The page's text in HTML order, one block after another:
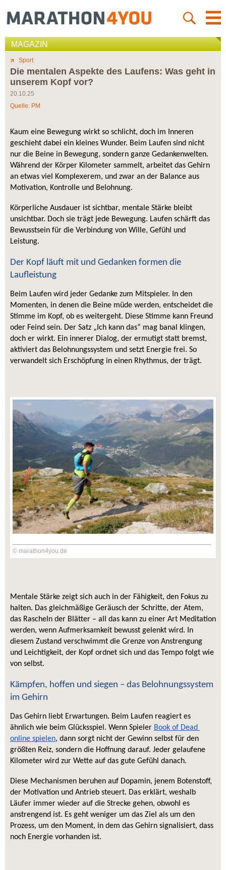
MAGAZIN
Sport
Die mentalen Aspekte des Laufens: Was geht in
unserem Kopf vor?
20.10.25
Quelle: PM
Kaum eine Bewegung wirkt so schlicht, doch im Inneren
geschieht dabei ein kleines Wunder. Beim Laufen sind nicht
nur die Beine in Bewegung, sondern ganze Gedankenwelten.
Während der Körper Kilometer sammelt, arbeitet das Gehirn
an etwas viel Komplexerem, und zwar an der Balance aus
Motivation, Kontrolle und Belohnung.
Körperliche Ausdauer ist sichtbar, mentale Stärke bleibt
unsichtbar. Doch sie trägt jede Bewegung. Laufen schärft das
Bewusstsein für die Verbindung von Wille, Gefühl und
Leistung.
Der Kopf läuft mit und Gedanken formen die
Laufleistung
Beim Laufen wird jeder Gedanke zum Mitspieler. In den
Momenten, in denen die Beine müde werden, entscheidet die
Stimme im Kopf, ob es weitergeht. Diese Stimme kann Freund
oder Feind sein. Der Satz „Ich kann das“ mag banal klingen,
doch er wirkt. Ein innerer Dialog, der ermutigt statt bremst,
aktiviert das Belohnungssystem und setzt Energie frei. So
verwandelt sich Erschöpfung in einen Rhythmus, der trägt.
© marathon4you.de
Mentale Stärke zeigt sich auch in der Fähigkeit, den Fokus zu
halten. Das gleichmäßige Geräusch der Schritte, der Atem,
das Rascheln der Blätter – all das kann zu einer Art Meditation
werden, wenn Aufmerksamkeit bewusst gelenkt wird. In
diesem Zustand verschwimmt die Grenze von Anstrengung
und Leichtigkeit, der Kopf ordnet sich und das Tempo folgt wie
von selbst.
Kämpfen, hoffen und siegen – das Belohnungssystem
im Gehirn
Das Gehirn liebt Erwartungen. Beim Laufen reagiert es
ähnlich wie beim Glücksspiel. Wenn Spieler Book of Dead
online spielen, dann sorgt nicht der Gewinn selbst für den
größten Reiz, sondern die Hoffnung darauf. Jeder gelaufene
Kilometer wird zur Wette auf das gute Gefühl danach.
Diese Mechanismen beruhen auf Dopamin, jenem Botenstoff,
der Motivation und Antrieb steuert. Das erklärt, weshalb
Läufer immer wieder auf die Strecke gehen, obwohl es
anstrengend ist. Es geht weniger um das Ziel als um den
Prozess, um den Moment, in dem das Gehirn signalisiert, dass
noch Energie vorhanden ist.